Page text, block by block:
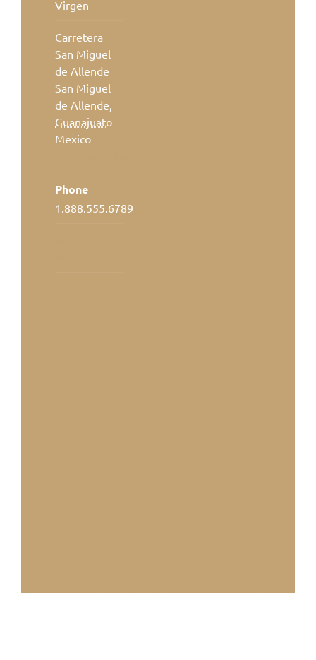
Virgen
Carretera
San Miguel
de Allende
San Miguel
de Allende,
Guanajuato
Mexico
Phone
1.888.555.6789